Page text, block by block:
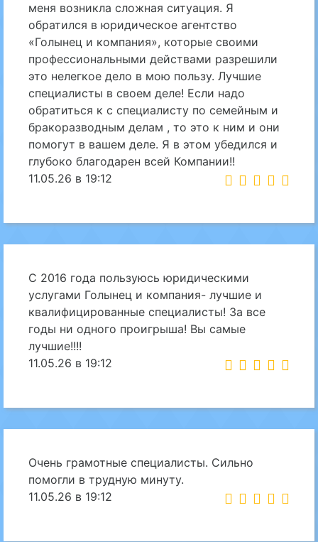
меня возникла сложная ситуация. Я
обратился в юридическое агентство
«Голынец и компания», которые своими
профессиональными действами разрешили
это нелегкое дело в мою пользу. Лучшие
специалисты в своем деле! Если надо
обратиться к с специалисту по семейным и
бракоразводным делам , то это к ним и они
помогут в вашем деле. Я в этом убедился и
глубоко благодарен всей Компании!!
11.05.26 в 19:12
С 2016 года пользуюсь юридическими
услугами Голынец и компания- лучшие и
квалифицированные специалисты! За все
годы ни одного проигрыша! Вы самые
лучшие!!!!
11.05.26 в 19:12
Очень грамотные специалисты. Сильно
помогли в трудную минуту.
11.05.26 в 19:12